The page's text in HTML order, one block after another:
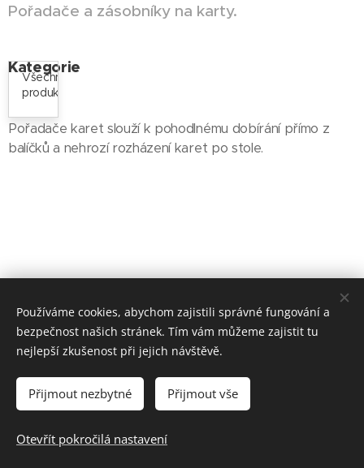
Pořadače a zásobníky na karty.
Kategorie
Všechny
produkty
Pořadače karet slouží k pohodlnému dobírání přímo z
balíčků a nehrozí rozházení karet po stole.
Některé odkazy vedou na obchody, kde můžete hry/knihy koupit -
jsou to affiliate odkazy, díky kterým můžu tento web provozovat.
Přihlášení členská sekce
Používáme cookies, abychom zajistili správné fungování a
bezpečnost našich stránek. Tím vám můžeme zajistit tu
nejlepší zkušenost při jejich návštěvě.
Přijmout nezbytné Přijmout vše
Otevřít pokročilá nastavení